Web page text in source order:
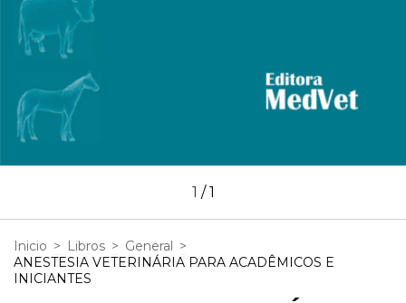
1 /1
Inicio > Libros > General >
ANESTESIA VETERINÁRIA PARA ACADÊMICOS E
INICIANTES